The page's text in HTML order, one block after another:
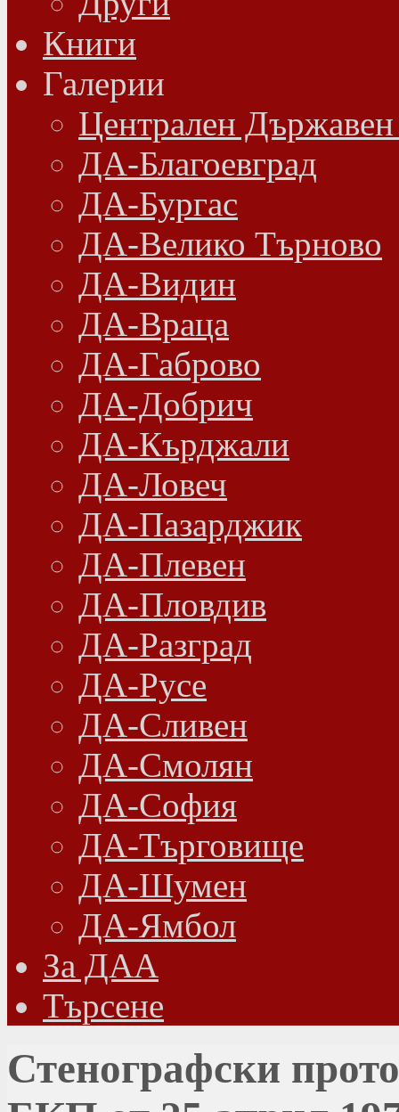
Книги
Галерии
Централен
ДА-Благоевград
ДА-Бургас
ДА-Велико Търново
ДА-Видин
ДА-Враца
ДА-Габрово
ДА-Добрич
ДА-Кърджали
ДА-Ловеч
ДА-Пазарджик
ДА-Плевен
ДА-Пловдив
ДА-Разград
ДА-Русе
ДА-Сливен
ДА-Смолян
ДА-София
ДА-Търговище
ДА-Шумен
ДА-Ямбол
Зa ДАА
Търсене
Стенографски